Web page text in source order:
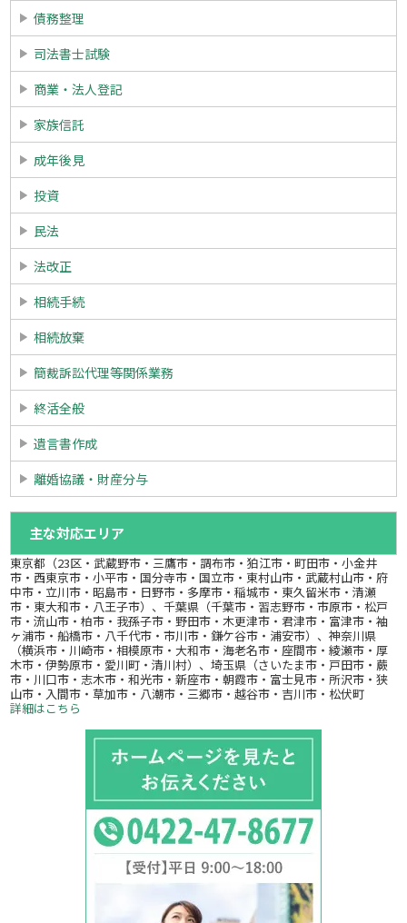
債務整理
司法書士試験
商業・法人登記
家族信託
成年後見
投資
民法
法改正
相続手続
相続放棄
簡裁訴訟代理等関係業務
終活全般
遺言書作成
離婚協議・財産分与
主な対応エリア
東京都（23区・武蔵野市・三鷹市・調布市・狛江市・町田市・小金井
市・西東京市・小平市・国分寺市・国立市・東村山市・武蔵村山市・府
中市・立川市・昭島市・日野市・多摩市・稲城市・東久留米市・清瀬
市・東大和市・八王子市）、千葉県（千葉市・習志野市・市原市・松戸
市・流山市・柏市・我孫子市・野田市・木更津市・君津市・富津市・袖
ヶ浦市・船橋市・八千代市・市川市・鎌ケ谷市・浦安市）、神奈川県
（横浜市・川崎市・相模原市・大和市・海老名市・座間市・綾瀬市・厚
木市・伊勢原市・愛川町・清川村）、埼玉県（さいたま市・戸田市・蕨
市・川口市・志木市・和光市・新座市・朝霞市・富士見市・所沢市・狭
山市・入間市・草加市・八潮市・三郷市・越谷市・吉川市・松伏町
詳細はこちら